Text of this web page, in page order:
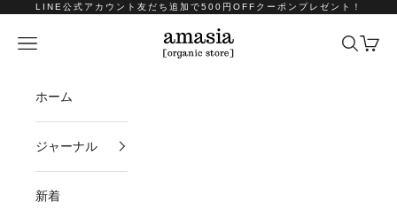
コンテンツへスキップ
LINE公式アカウント友だち追加で500円OFFクーポンプレゼント！
amasia organic store
メニュー 検索カート
ホーム
ジャーナル
新着